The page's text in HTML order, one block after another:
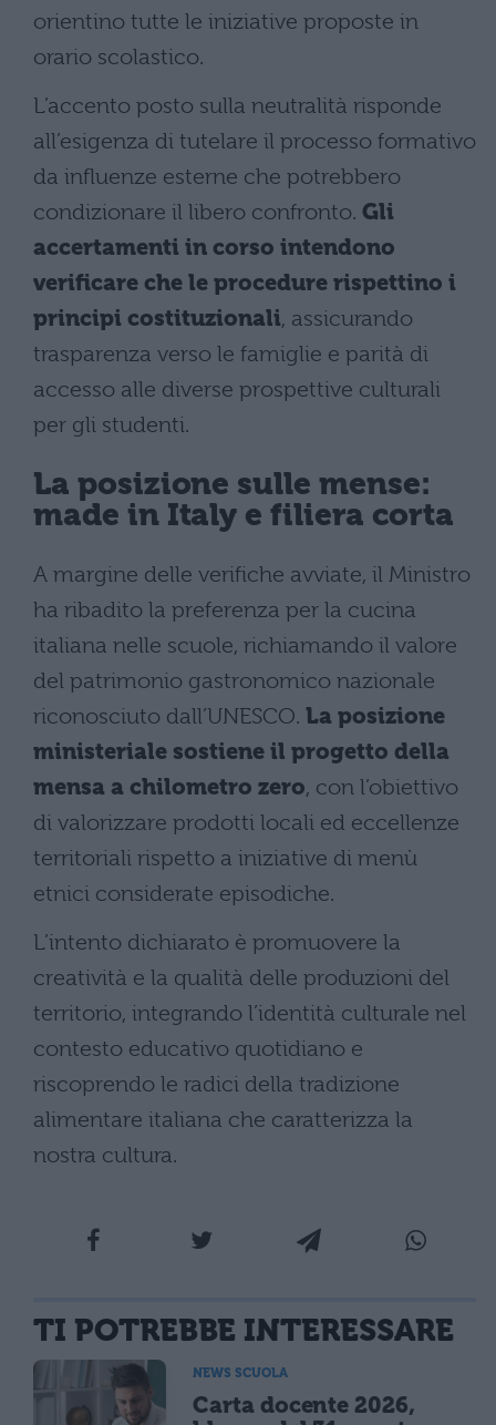
orientino tutte le iniziative proposte in
orario scolastico.
L’accento posto sulla neutralità risponde
all’esigenza di tutelare il processo formativo
da influenze esterne che potrebbero
condizionare il libero confronto. Gli
accertamenti in corso intendono
verificare che le procedure rispettino i
principi costituzionali, assicurando
trasparenza verso le famiglie e parità di
accesso alle diverse prospettive culturali
per gli studenti.
La posizione sulle mense:
made in Italy e filiera corta
A margine delle verifiche avviate, il Ministro
ha ribadito la preferenza per la cucina
italiana nelle scuole, richiamando il valore
del patrimonio gastronomico nazionale
riconosciuto dall’UNESCO. La posizione
ministeriale sostiene il progetto della
mensa a chilometro zero, con l’obiettivo
di valorizzare prodotti locali ed eccellenze
territoriali rispetto a iniziative di menù
etnici considerate episodiche.
L’intento dichiarato è promuovere la
creatività e la qualità delle produzioni del
territorio, integrando l’identità culturale nel
contesto educativo quotidiano e
riscoprendo le radici della tradizione
alimentare italiana che caratterizza la
nostra cultura.
TI POTREBBE INTERESSARE
NEWS SCUOLA
Carta docente 2026,